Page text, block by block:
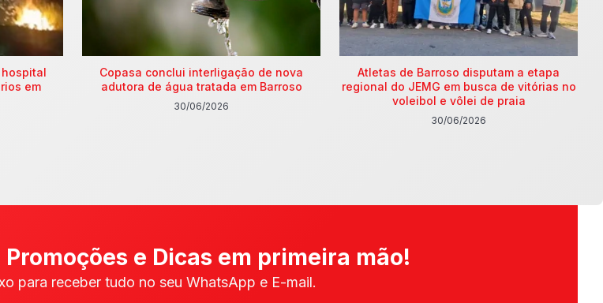
em
Copasa conclui interligação de nova
adutora de água tratada em Barroso
30/06/2026
Atletas de Barroso disputam a etapa
regional do JEMG em busca de vitórias no
voleibol e vôlei de praia
30/06/2026
e Dicas em primeira mão!
para receber tudo no seu WhatsApp e E-mail.